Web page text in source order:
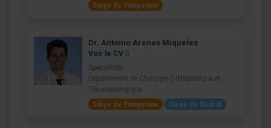
Siège de Pampelune
Dr. Antonio Arenas Miquelez
Voir le CV
Spécialiste
Département de Chirurgie Orthopédique et
Traumatologique
Siège de Pampelune
Siège de Madrid